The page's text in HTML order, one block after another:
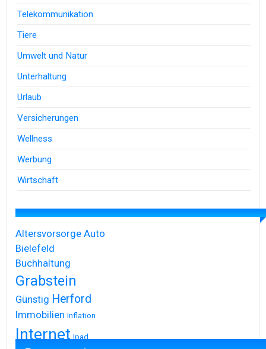
Telekommunikation
Tiere
Umwelt und Natur
Unterhaltung
Urlaub
Versicherungen
Wellness
Werbung
Wirtschaft
Altersvorsorge Auto
Bielefeld
Buchhaltung
Grabstein
Günstig Herford
Immobilien Inflation
Internet Ipad